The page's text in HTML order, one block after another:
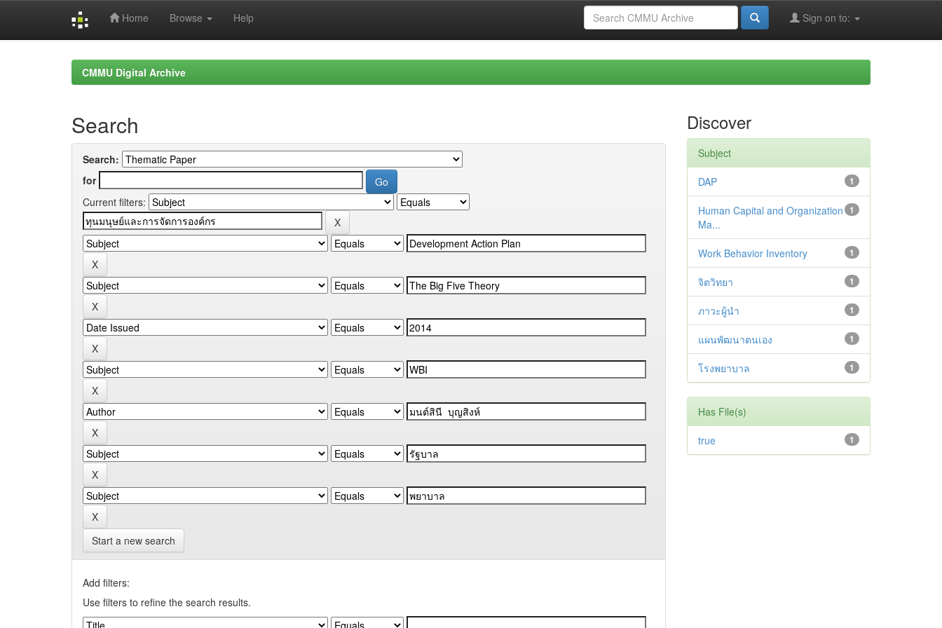
Home Browse Help Sign on to:
CMMU Digital Archive
Search
Search:
for
Current filters:
Start a new search
Add filters:
Use filters to refine the search results.
Discover
Subject
1
DAP
1
Human Capital and Organization
Ma...
1
Work Behavior Inventory
1
จิตวิทยา
1
ภาวะผู้นำ
1
แผนพัฒนาตนเอง
1
โรงพยาบาล
Has File(s)
1
true